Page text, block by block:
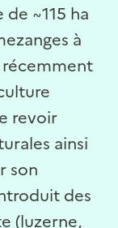
~115 ha
à
récemment
revoir
ainsi
son
des
(luzerne,